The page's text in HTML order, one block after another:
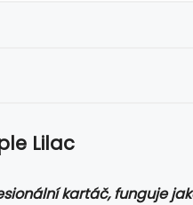
Lilac
kartáč, funguje